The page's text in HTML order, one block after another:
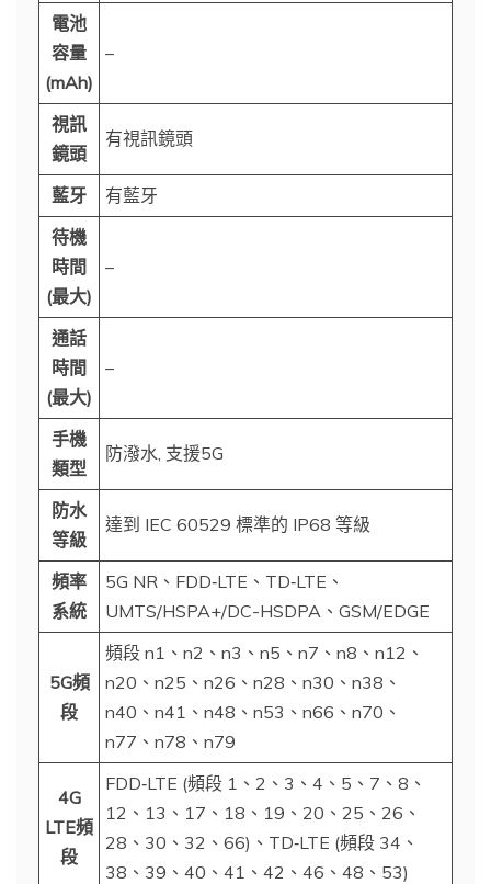
電池
容量
(mAh)
–
視訊
鏡頭
有視訊鏡頭
藍牙
有藍牙
待機
時間
(最大)
–
通話
時間
(最大)
–
手機
類型
防潑水, 支援5G
防水
等級
達到 IEC 60529 標準的 IP68 等級
頻率
系統
5G NR、FDD‑LTE、TD‑LTE、
UMTS/HSPA+/DC-HSDPA、GSM/EDGE
5G頻
段
頻段 n1、n2、n3、n5、n7、n8、n12、
n20、n25、n26、n28、n30、n38、
n40、n41、n48、n53、n66、n70、
n77、n78、n79
4G
LTE頻
段
FDD‑LTE (頻段 1、2、3、4、5、7、8、
12、13、17、18、19、20、25、26、
28、30、32、66)、TD‑LTE (頻段 34、
38、39、40、41、42、46、48、53)